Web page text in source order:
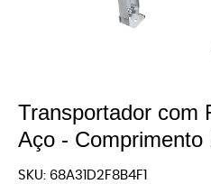
Transportador com
Aço - Comprimento
SKU: 68A31D2F8B4F1